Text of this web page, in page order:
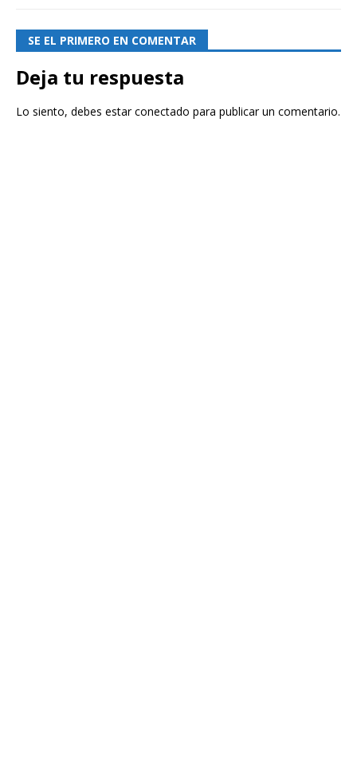
SE EL PRIMERO EN COMENTAR
Deja tu respuesta
Lo siento, debes estarconectado para publicar un comentario.